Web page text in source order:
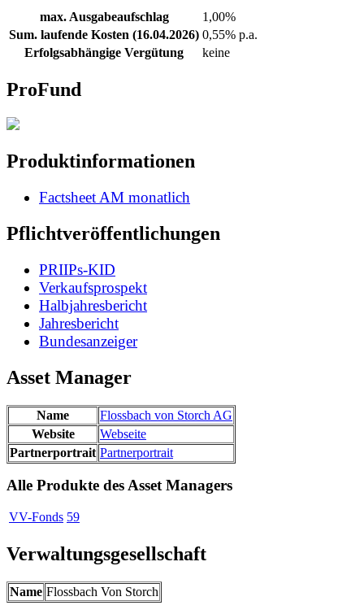
max. Ausgabeaufschlag
1,00%
Sum. laufende Kosten (16.04.2026) 0,55% p.a.
Erfolgsabhängige Vergütung
keine
ProFund
Produktinformationen
Factsheet AM monatlich
Pflichtveröffentlichungen
PRIIPs-KID
Verkaufsprospekt
Halbjahresbericht
Jahresbericht
Bundesanzeiger
Asset Manager
Name
Flossbach von Storch AG
Website
Webseite
Partnerportrait Partnerportrait
Alle Produkte des Asset Managers
VV-Fonds 59
Verwaltungsgesellschaft
Name Flossbach Von Storch